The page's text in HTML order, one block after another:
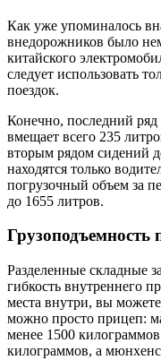
Как уже упоминалось
внедорожников было
китайского
следует использовать
поездок.
Конечно, последний
вмещает всего 235
вторым рядом сидений
находятся только
погрузочный объем за
до 1655 литров.
Грузоподъемность
Разделенные складные
гибкость внутреннего
места внутри, вы
можно просто прицеп:
менее 1500
килограммов, а